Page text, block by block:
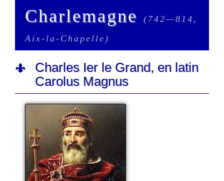
Charlemagne
(742—814,
Aix-la-Chapelle)
Charles Ier le Grand, en latin
Carolus Magnus